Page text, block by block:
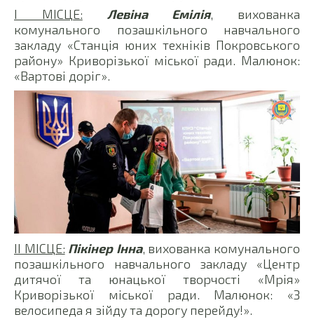
І МІСЦЕ:
Левіна Емілія, вихованка
комунального позашкільного навчального
закладу «Станція юних техніків Покровського
району» Криворізької міської ради. Малюнок:
«Вартові доріг».
ІІ МІСЦЕ: Пікінер Інна, вихованка комунального
позашкільного навчального закладу «Центр
дитячої та юнацької творчості «Мрія»
Криворізької міської ради. Малюнок: «З
велосипеда я зійду та дорогу перейду!».